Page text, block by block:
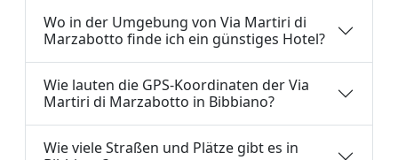
Wo in der Umgebung von Via Martiri di
Marzabotto finde ich ein günstiges Hotel?
Wie lauten die GPS-Koordinaten der Via
Martiri di Marzabotto in Bibbiano?
Wie viele Straßen und Plätze gibt es in